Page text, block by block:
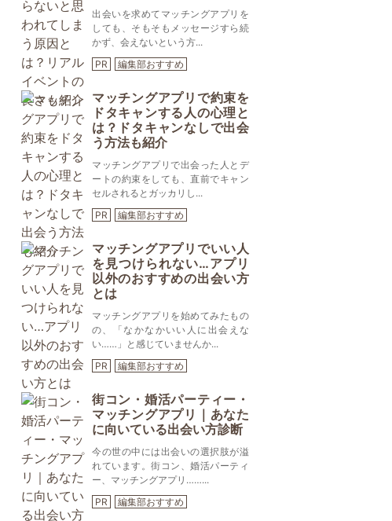
出会いを求めてマッチングアプリを
しても、そもそもメッセージすら続
かず、会えないという方...
PR
編集部おすすめ
マッチングアプリで約束を
ドタキャンする人の心理と
は？ドタキャンなしで出会
う方法も紹介
マッチングアプリで出会った人とデ
ートの約束をしても、直前でキャン
セルされるとガッカリし...
PR
編集部おすすめ
マッチングアプリでいい人
を見つけられない…アプリ
以外のおすすめの出会い方
とは
マッチングアプリを始めてみたもの
の、「なかなかいい人に出会えな
い……」と感じていませんか...
PR
編集部おすすめ
街コン・婚活パーティー・
マッチングアプリ｜あなた
に向いている出会い方診断
今の世の中には出会いの選択肢が溢
れています。街コン、婚活パーティ
ー、マッチングアプリ……...
PR
編集部おすすめ